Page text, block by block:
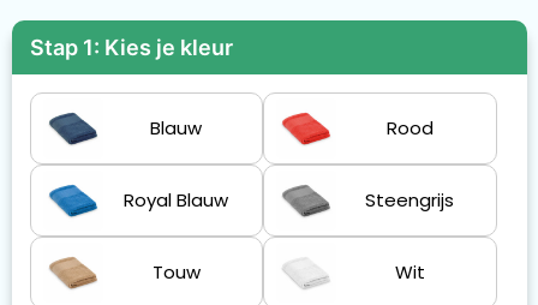
Stap 1: Kies je kleur
Blauw Rood
Royal Blauw Steengrijs
Touw Wit